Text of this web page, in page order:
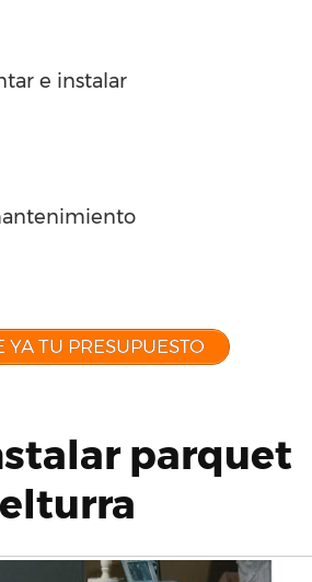
e instalar
YA TU PRESUPUESTO
parquet